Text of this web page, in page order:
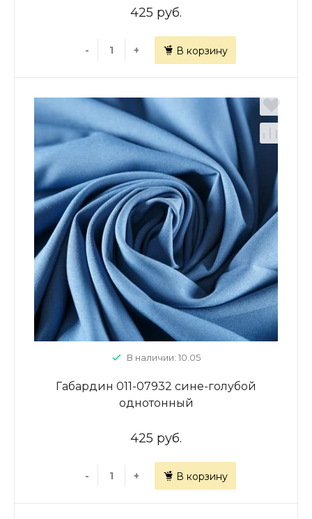
425 руб.
- + В корзину
В наличии: 10.05
Габардин 011-07932 сине-голубой
однотонный
425 руб.
- + В корзину